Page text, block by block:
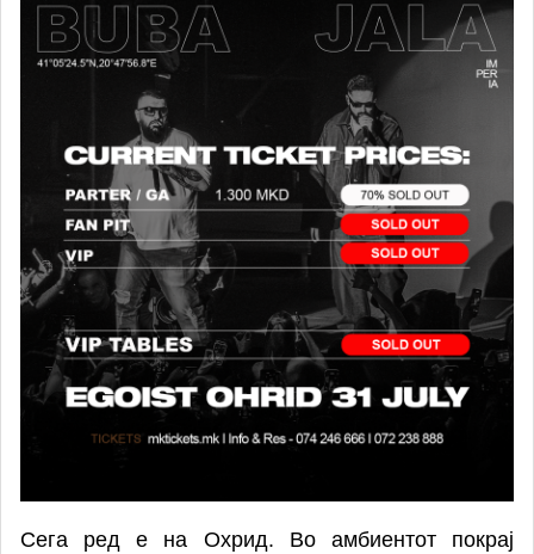
Сега ред е на Охрид. Во амбиентот покрај